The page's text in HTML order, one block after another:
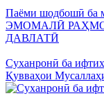
Паёми шодбошӣ ба
ЭМОМАЛӢ
ДАВЛАТӢ
Суханронӣ ба
Қувваҳои